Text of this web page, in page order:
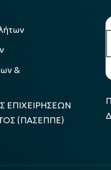
&
ΕΠΙΧΕΙΡΗΣΕΩΝ
(ΠΑΣΕΠΠΕ)